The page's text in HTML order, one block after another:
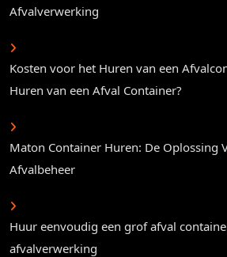
Afvalverwerking
Kosten voor het Huren van een
Huren van een Afval Container?
Maton Container Huren: De Oplossing
Afvalbeheer
Huur eenvoudig een grof afval
afvalverwerking